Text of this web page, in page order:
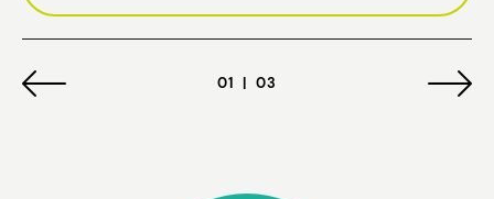
01 | 03